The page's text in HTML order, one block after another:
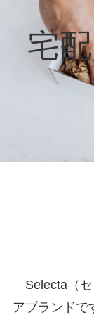
宅
Selecta（セ
アブランドで